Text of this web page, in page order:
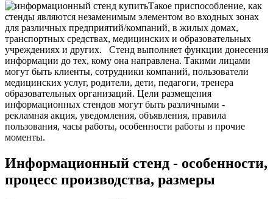
Такое приспособление, как
стенды являются незаменимым элементом во входных зонах
для различных предприятий/компаний, в жилых домах,
транспортных средствах, медицинских и образовательных
учреждениях и других.
Стенд выполняет функции донесения
информации до тех, кому она направлена. Такими лицами
могут быть клиенты, сотрудники компаний, пользователи
медицинских услуг, родители, дети, педагоги, тренера
образовательных организаций. Цели размещения
информационных стендов могут быть различными -
рекламная акция, уведомления, объявления, правила
пользования, часы работы, особенности работы и прочие
моменты.
Информационный стенд - особенности,
процесс производства, размеры